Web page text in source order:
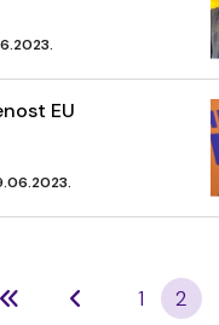
EU
1 2